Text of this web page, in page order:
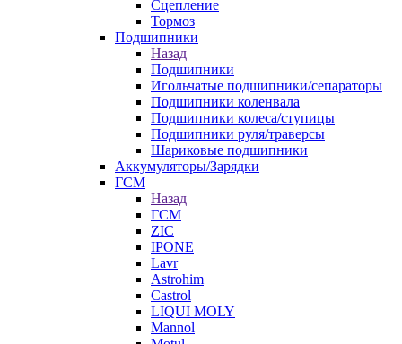
Сцепление
Тормоз
Подшипники
Назад
Подшипники
Игольчатые подшипники/сепараторы
Подшипники коленвала
Подшипники колеса/ступицы
Подшипники руля/траверсы
Шариковые подшипники
Аккумуляторы/Зарядки
ГСМ
Назад
ГСМ
ZIC
IPONE
Lavr
Astrohim
Castrol
LIQUI MOLY
Mannol